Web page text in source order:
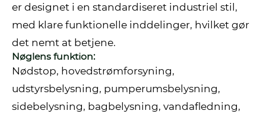
er designet i en standardiseret industriel stil,
med klare funktionelle inddelinger, hvilket gør
det nemt at betjene.
Nøglens funktion:
Nødstop, hovedstrømforsyning,
udstyrsbelysning, pumperumsbelysning,
sidebelysning, bagbelysning, vandafledning,